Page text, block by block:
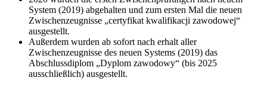
System (2019) abgehalten und zum ersten Mal die neuen
Zwischenzeugnisse „certyfikat kwalifikacji zawodowej“
ausgestellt.
Außerdem wurden ab sofort nach erhalt aller
Zwischenzeugnisse des neuen Systems (2019) das
Abschlussdiplom „Dyplom zawodowy“ (bis 2025
ausschließlich) ausgestellt.